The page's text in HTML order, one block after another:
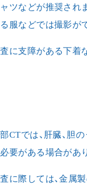
ツなどが推奨され
服などでは撮影が
に支障がある下着
CTでは、肝臓、胆
要がある場合があ
に際しては、金属